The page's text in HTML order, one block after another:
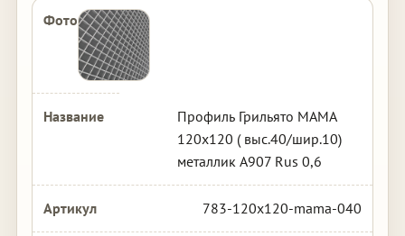
Профиль Грильято МАМА
120х120 ( выс.40/шир.10)
металлик А907 Rus 0,6
783-120x120-mama-040